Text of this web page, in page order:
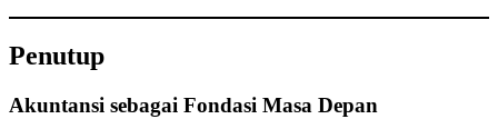
Penutup
Akuntansi sebagai Fondasi Masa Depan